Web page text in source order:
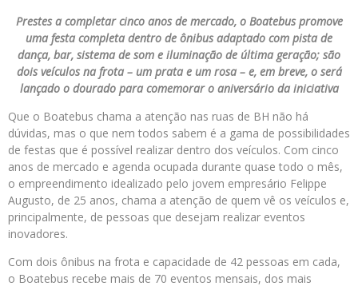
Prestes a completar cinco anos de mercado, o Boatebus promove
uma festa completa dentro de ônibus adaptado com pista de
dança, bar, sistema de som e iluminação de última geração; são
dois veículos na frota – um prata e um rosa – e, em breve, o será
lançado o dourado para comemorar o aniversário da iniciativa
Que o Boatebus chama a atenção nas ruas de BH não há
dúvidas, mas o que nem todos sabem é a gama de possibilidades
de festas que é possível realizar dentro dos veículos. Com cinco
anos de mercado e agenda ocupada durante quase todo o mês,
o empreendimento idealizado pelo jovem empresário Felippe
Augusto, de 25 anos, chama a atenção de quem vê os veículos e,
principalmente, de pessoas que desejam realizar eventos
inovadores.
Com dois ônibus na frota e capacidade de 42 pessoas em cada,
o Boatebus recebe mais de 70 eventos mensais, dos mais